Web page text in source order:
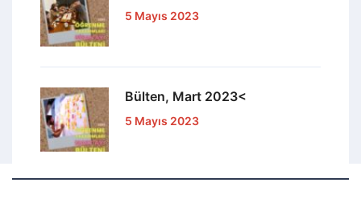
5 Mayıs 2023
Bülten, Mart 2023<
5 Mayıs 2023